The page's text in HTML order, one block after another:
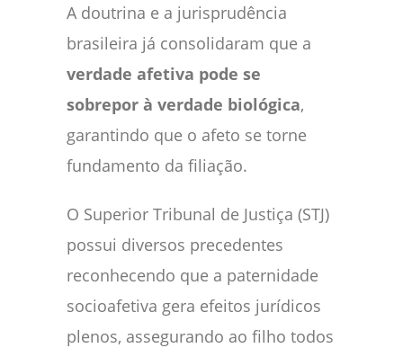
A doutrina e a jurisprudência
brasileira já consolidaram que a
verdade afetiva pode se
sobrepor à verdade biológica,
garantindo que o afeto se torne
fundamento da filiação.
O Superior Tribunal de Justiça (STJ)
possui diversos precedentes
reconhecendo que a paternidade
socioafetiva gera efeitos jurídicos
plenos, assegurando ao filho todos